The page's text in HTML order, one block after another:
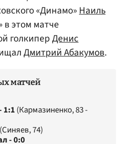
«Динамо»Наиль
в этом матче
голкиперДенис
Дмитрий Абакумов.
матчей
1:1 (Кармазиненко, 83 -
(Синяев, 74)
- 0:0